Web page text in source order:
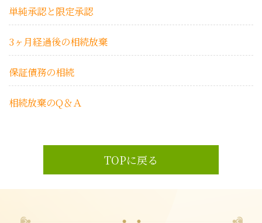
単純承認と限定承認
3ヶ月経過後の相続放棄
保証債務の相続
相続放棄のQ＆Ａ
TOPに戻る